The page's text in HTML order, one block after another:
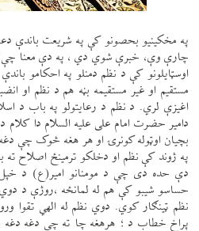
په مخکینیو بحصونو کې په شریعت باندې
چارې وې، خبرې شوي دي ، په دې معنا چې د
اوسټایلونو کې د نظم دمنلو په احکامو
مستقیم او غیر مستقیمه بڼه هم د نظم او
اغیزې لري. د نظم د رعایتولو په باب د
دامیر حضرت امام علی علیه السلام دا
بچیان اوټوله کونرۍ او هر هغه څوک چې
په ژوند کې نظم او دخلکو ترمینځ اصلاح
دې حده دی چې د مومنانو امیر(ع) د خپل
حساسو شیبو کې هم له لمانځه ،روژې د دوي
نظم ټينګار کوي. دوي نظم له الهي تقوا
پراخ خطاب د ؛ هرهغه چا ته چې دغه دغه